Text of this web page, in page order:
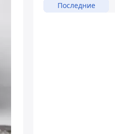
Последние